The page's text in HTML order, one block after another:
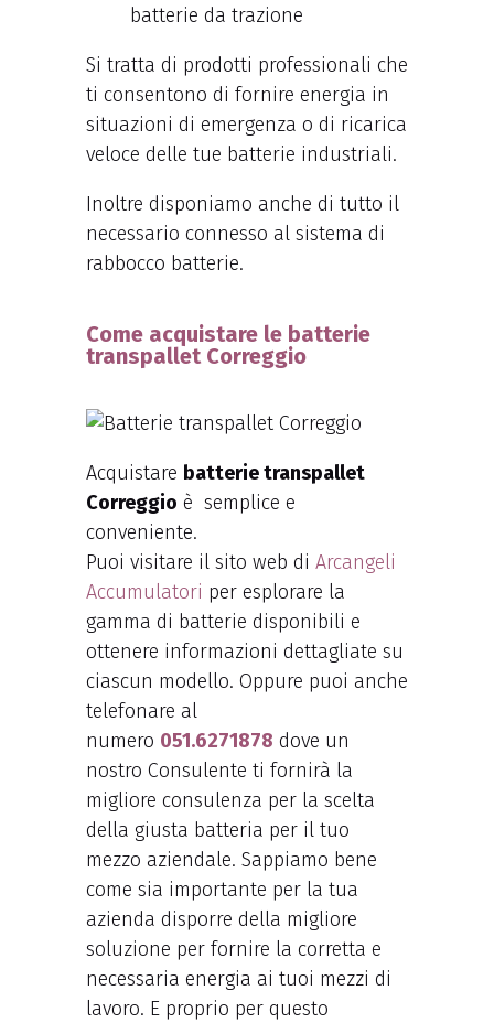
batterie da trazione
Si tratta di prodotti professionali che
ti consentono di fornire energia in
situazioni di emergenza o di ricarica
veloce delle tue batterie industriali.
Inoltre disponiamo anche di tutto il
necessario connesso al sistema di
rabbocco batterie.
Come acquistare le batterie
transpallet Correggio
Acquistare batterie transpallet
Correggio è semplice e
conveniente.
Puoi visitare il sito web di Arcangeli
Accumulatori per esplorare la
gamma di batterie disponibili e
ottenere informazioni dettagliate su
ciascun modello. Oppure puoi anche
telefonare al
numero 051.6271878 dove un
nostro Consulente ti fornirà la
migliore consulenza per la scelta
della giusta batteria per il tuo
mezzo aziendale. Sappiamo bene
come sia importante per la tua
azienda disporre della migliore
soluzione per fornire la corretta e
necessaria energia ai tuoi mezzi di
lavoro. E proprio per questo